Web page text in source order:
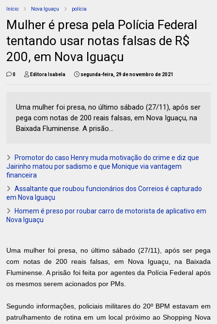
Início Nova Iguaçu polícia
Mulher é presa pela Polícia Federal
tentando usar notas falsas de R$
200, em Nova Iguaçu
0 Editora Isabela segunda-feira, 29 de novembro de 2021
Uma mulher foi presa, no último sábado (27/11), após ser
pega com notas de 200 reais falsas, em Nova Iguaçu, na
Baixada Fluminense. A prisão...
Promotor do caso Henry muda motivação do crime e diz que
Jairinho matou por sadismo e que Monique via vantagem
financeira
Assaltante que roubou funcionários dos Correios é capturado
em Nova Iguaçu
Homem é preso por roubar carro de motorista de aplicativo em
Nova Iguaçu
Uma mulher foi presa, no último sábado (27/11), após ser pega
com notas de 200 reais falsas, em Nova Iguaçu, na Baixada
Fluminense. A prisão foi feita por agentes da Polícia Federal após
os mesmos serem acionados por PMs.
Segundo informações, policiais militares do 20º BPM estavam em
patrulhamento de rotina em um local próximo ao Shopping Nova